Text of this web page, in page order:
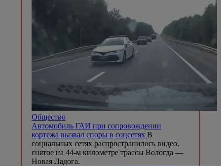
Общество
Автомобиль ГАИ при сопровождении
кортежа вызвал споры в соцсетях В
социальных сетях распространилось видео,
снятое на 44-м километре трассы Вологда —
Новая Ладога.